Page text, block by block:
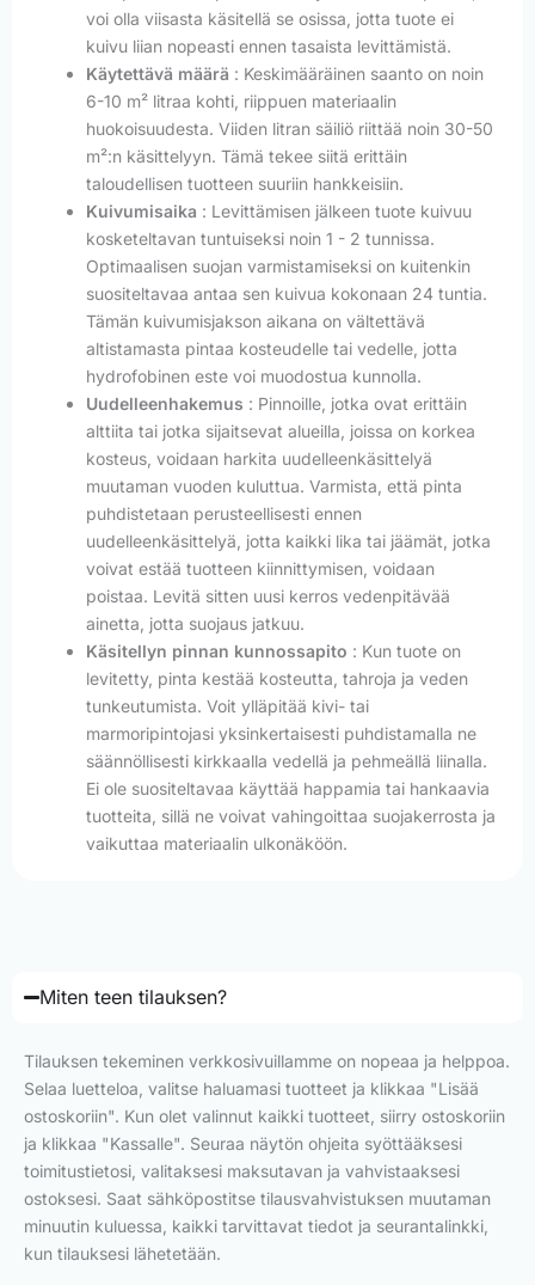
voi olla viisasta käsitellä se osissa, jotta tuote ei
kuivu liian nopeasti ennen tasaista levittämistä.
Käytettävä määrä : Keskimääräinen saanto on noin
6-10 m² litraa kohti, riippuen materiaalin
huokoisuudesta. Viiden litran säiliö riittää noin 30-50
m²:n käsittelyyn. Tämä tekee siitä erittäin
taloudellisen tuotteen suuriin hankkeisiin.
Kuivumisaika : Levittämisen jälkeen tuote kuivuu
kosketeltavan tuntuiseksi noin 1 - 2 tunnissa.
Optimaalisen suojan varmistamiseksi on kuitenkin
suositeltavaa antaa sen kuivua kokonaan 24 tuntia.
Tämän kuivumisjakson aikana on vältettävä
altistamasta pintaa kosteudelle tai vedelle, jotta
hydrofobinen este voi muodostua kunnolla.
Uudelleenhakemus : Pinnoille, jotka ovat erittäin
alttiita tai jotka sijaitsevat alueilla, joissa on korkea
kosteus, voidaan harkita uudelleenkäsittelyä
muutaman vuoden kuluttua. Varmista, että pinta
puhdistetaan perusteellisesti ennen
uudelleenkäsittelyä, jotta kaikki lika tai jäämät, jotka
voivat estää tuotteen kiinnittymisen, voidaan
poistaa. Levitä sitten uusi kerros vedenpitävää
ainetta, jotta suojaus jatkuu.
Käsitellyn pinnan kunnossapito : Kun tuote on
levitetty, pinta kestää kosteutta, tahroja ja veden
tunkeutumista. Voit ylläpitää kivi- tai
marmoripintojasi yksinkertaisesti puhdistamalla ne
säännöllisesti kirkkaalla vedellä ja pehmeällä liinalla.
Ei ole suositeltavaa käyttää happamia tai hankaavia
tuotteita, sillä ne voivat vahingoittaa suojakerrosta ja
vaikuttaa materiaalin ulkonäköön.
Miten teen tilauksen?
Tilauksen tekeminen verkkosivuillamme on nopeaa ja helppoa.
Selaa luetteloa, valitse haluamasi tuotteet ja klikkaa "Lisää
ostoskoriin". Kun olet valinnut kaikki tuotteet, siirry ostoskoriin
ja klikkaa "Kassalle". Seuraa näytön ohjeita syöttääksesi
toimitustietosi, valitaksesi maksutavan ja vahvistaaksesi
ostoksesi. Saat sähköpostitse tilausvahvistuksen muutaman
minuutin kuluessa, kaikki tarvittavat tiedot ja seurantalinkki,
kun tilauksesi lähetetään.